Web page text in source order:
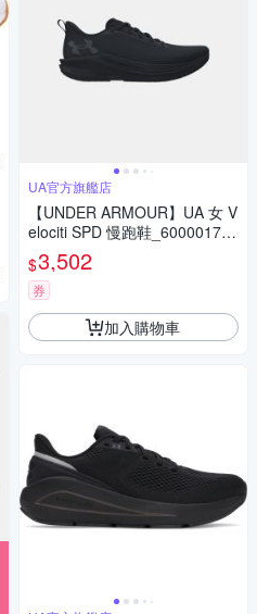
UA官方旗艦店
【UNDER ARMOUR】UA 女 V
elociti SPD 慢跑鞋_6000017-0
02
$3,502
券
加入購物車